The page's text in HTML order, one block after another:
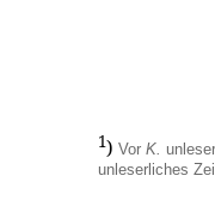
1) Vor K.
unleserliches